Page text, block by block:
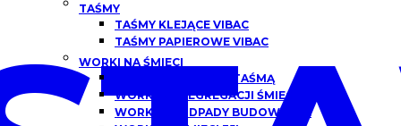
TAŚMY
TAŚMY KLEJĄCE VIBAC
TAŚMY PAPIEROWE VIBAC
WORKI NA ŚMIECI
WORKI NA ŚMIECI Z TAŚMĄ
WORKI DO SEGREGACJI ŚMIECI
WORKI NA ODPADY BUDOWLANE